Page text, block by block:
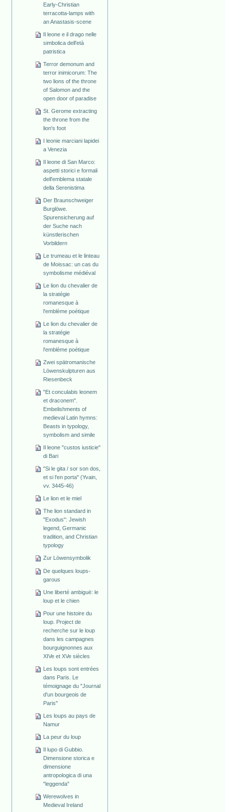
Early-Christian
terracotta-lamps with
an Anastasis-scene
Il leone e il drago nelle
simbolica dell'età
patristica
Terror demonum and
terror inimicorum: The
two lions of the throne
of Salomon and the
open door of paradise
St. Gerome extracting
the throne from the
lion's foot
I leonie marciani lapidei
a Venezia
Il leone di San Marco:
aspetti storici e formali
dell'emblema statale
della Serenistima
Der Braunschweiger
Burglöwe.
Spurensicherung auf
der Suche nach
künstlerischen
Vorbildern
Le trumeau et le linteau
de Moissac: un cas du
symbolisme médiéval
Le lion du chevalier de
la stratégie
romanesque à
l'emblème poétique
Le lion du chevalier de
la stratégie
romanesque à
l'emblème poétique
Zwei spätromanische
Löwenskulpturen aus
Riesenbeck
"Et conculabis leonem
et draconem".
Embelishments of
medieval Latin hymns:
Beasts in typology,
symbolism and simile
Il leone "custos iusticie"
di Bari
"Si le gita / sor son dos,
et si l'en porta" (Yvain,
vv. 3445-46)
Le lion et le miel
The lion standard in
"Exodus": Jewish
legend, Germanic
tradition, and Christian
typology
Zur Löwensymbolik
De quelques loups-
garous
Une liberté ambiguë: le
loup et le chien
Pour une histoire du
loup. Project de
recherche sur le loup
dans les campagnes
bourguignonnes aux
XIVe et XVe siècles
Les loups sont entrées
dans Paris. Le
témoignage du "Journal
d'un bourgeois de
Paris"
Les loups au pays de
Namur
La peur du loup
Il lupo di Gubbio.
Dimensione storica e
dimensione
antropologica di una
"leggenda"
Werewolves in
Medieval Ireland